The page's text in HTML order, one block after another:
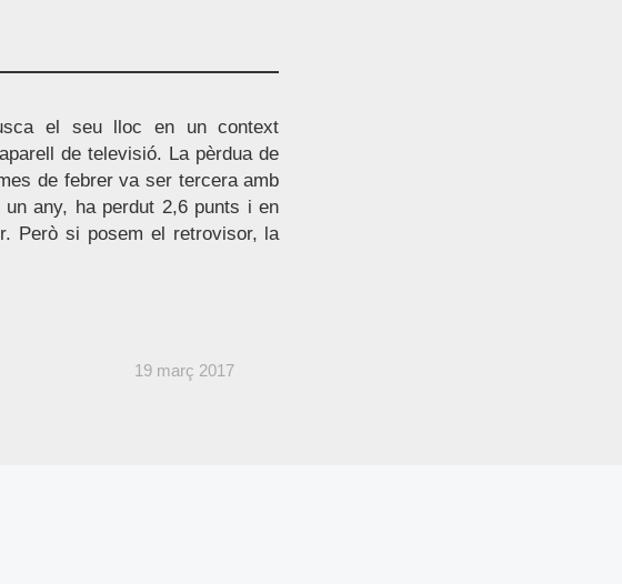
el seu lloc en un context
de televisió. La pèrdua de
de febrer va ser tercera amb
any, ha perdut 2,6 punts i en
Però si posem el retrovisor, la
19 març 2017